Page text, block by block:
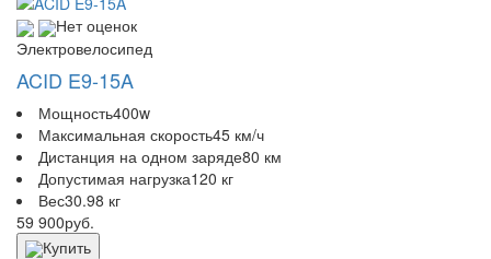
Нет оценок
Электровелосипед
ACID E9-15A
Мощность400w
Максимальная скорость45 км/ч
Дистанция на одном заряде80 км
Допустимая нагрузка120 кг
Вес30.98 кг
59 900руб.
Купить